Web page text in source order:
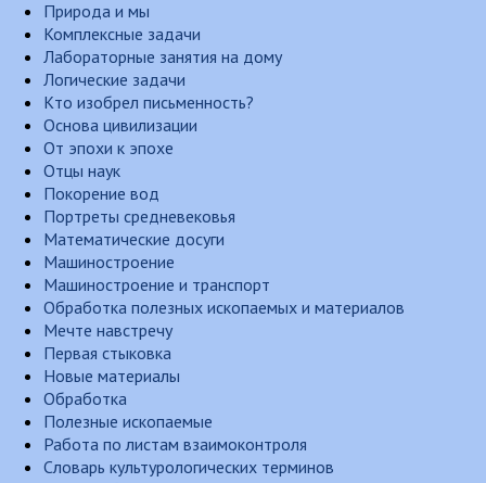
Природа и мы
Комплексные задачи
Лабораторные занятия на дому
Логические задачи
Кто изобрел письменность?
Основа цивилизации
От эпохи к эпохе
Отцы наук
Покорение вод
Портреты средневековья
Математические досуги
Машиностроение
Машиностроение и транспорт
Обработка полезных ископаемых и материалов
Мечте навстречу
Первая стыковка
Новые материалы
Обработка
Полезные ископаемые
Работа по листам взаимоконтроля
Словарь культурологических терминов